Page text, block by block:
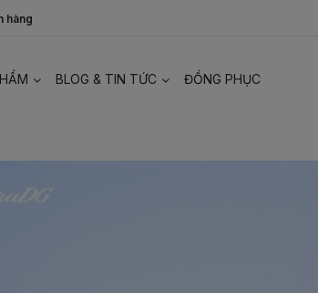
hàng
BLOG & TIN TỨC ĐỒNG PHỤC